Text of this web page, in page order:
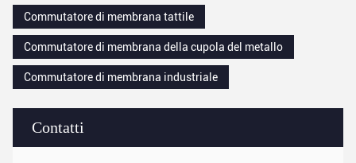
Contatti
Commutatore di membrana tattile
Commutatore di membrana della cupola del metallo
Commutatore di membrana industriale